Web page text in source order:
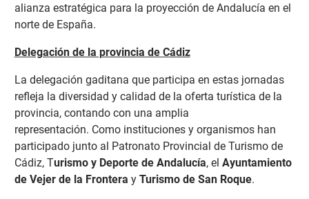
alianza estratégica para la proyección de Andalucía en el
norte de España.
Delegación de la provincia de Cádiz
La delegación gaditana que participa en estas jornadas
refleja la diversidad y calidad de la oferta turística de la
provincia, contando con una amplia
representación. Como instituciones y organismos han
participado junto al Patronato Provincial de Turismo de
Cádiz, Turismo y Deporte de Andalucía, el Ayuntamiento
de Vejer de la Frontera y Turismo de San Roque.